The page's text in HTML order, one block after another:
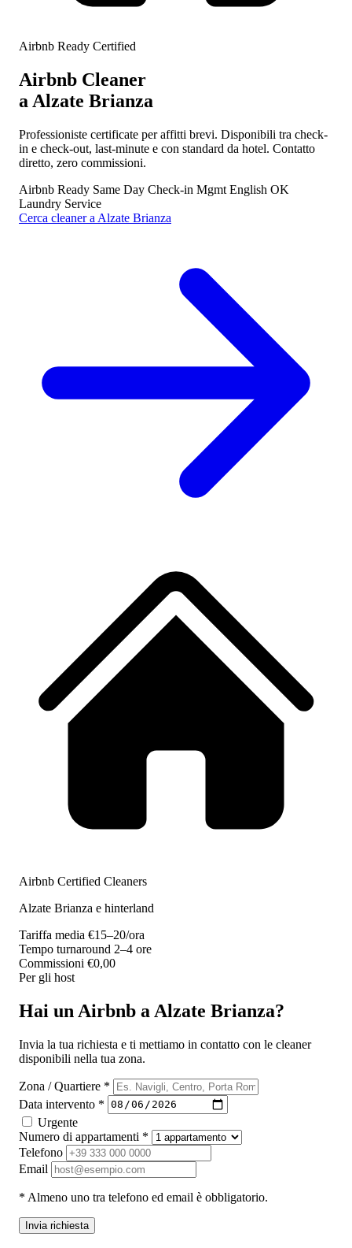
Airbnb Ready Certified
Airbnb Cleaner
a Alzate Brianza
Professioniste certificate per affitti brevi. Disponibili tra check-
in e check-out, last-minute e con standard da hotel. Contatto
diretto, zero commissioni.
Airbnb Ready Same Day Check-in Mgmt English OK
Laundry Service
Cerca cleaner a Alzate Brianza
Airbnb Certified Cleaners
Alzate Brianza e hinterland
Tariffa media €15–20/ora
Tempo turnaround 2–4 ore
Commissioni €0,00
Per gli host
Hai un Airbnb a Alzate Brianza?
Invia la tua richiesta e ti mettiamo in contatto con le cleaner
disponibili nella tua zona.
Zona / Quartiere *
Data intervento *
Urgente
Numero di appartamenti *
Telefono
Email
* Almeno uno tra telefono ed email è obbligatorio.
Invia richiesta